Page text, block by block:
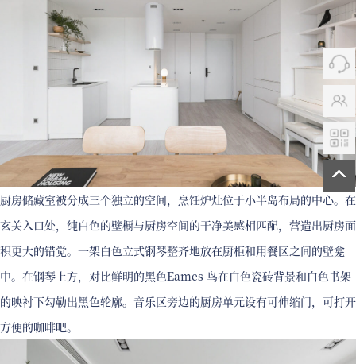
厨房储藏室被分成三个独立的空间，烹饪炉灶位于小半岛布局的中心。在
玄关入口处，纯白色的壁橱与厨房空间的干净美感相匹配，营造出厨房面
积更大的错觉。一架白色立式钢琴整齐地放在厨柜和用餐区之间的壁龛
中。在钢琴上方，对比鲜明的黑色Eames 鸟在白色瓷砖背景和白色书架
的映衬下勾勒出黑色轮廓。音乐区旁边的厨房单元设有可伸缩门，可打开
方便的咖啡吧。